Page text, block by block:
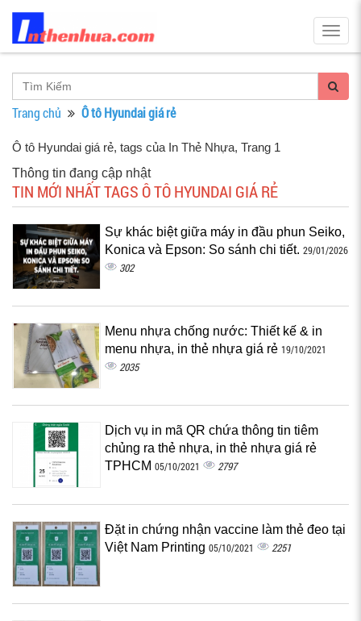
Trang chủ Ô tô Hyundai giá rẻ
Ô tô Hyundai giá rẻ, tags của In Thẻ Nhựa, Trang 1
Thông tin đang cập nhật
TIN MỚI NHẤT TAGS Ô TÔ HYUNDAI GIÁ RẺ
Sự khác biệt giữa máy in đầu phun Seiko,
Konica và Epson: So sánh chi tiết. 29/01/2026
302
Menu nhựa chống nước: Thiết kế & in
menu nhựa, in thẻ nhựa giá rẻ 19/10/2021
2035
Dịch vụ in mã QR chứa thông tin tiêm
chủng ra thẻ nhựa, in thẻ nhựa giá rẻ
TPHCM 05/10/2021 2797
Đặt in chứng nhận vaccine làm thẻ đeo tại
Việt Nam Printing 05/10/2021 2251